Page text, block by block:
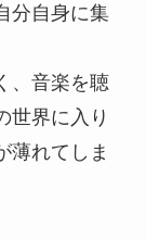
分自身に集
、音楽を聴
世界に入り
薄れてしま